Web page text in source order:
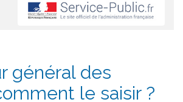
général des
le saisir ?